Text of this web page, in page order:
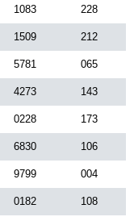
1083 228
1509 212
5781 065
4273 143
0228 173
6830 106
9799 004
0182 108